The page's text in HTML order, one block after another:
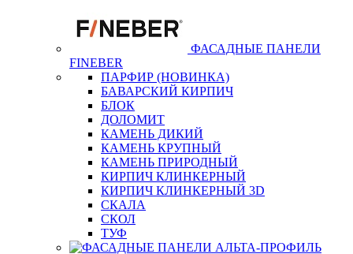
ФАСАДНЫЕ ПАНЕЛИ
FINEBER
ПАРФИР (НОВИНКА)
БАВАРСКИЙ КИРПИЧ
БЛОК
ДОЛОМИТ
КАМЕНЬ ДИКИЙ
КАМЕНЬ КРУПНЫЙ
КАМЕНЬ ПРИРОДНЫЙ
КИРПИЧ КЛИНКЕРНЫЙ
КИРПИЧ КЛИНКЕРНЫЙ 3D
СКАЛА
СКОЛ
ТУФ